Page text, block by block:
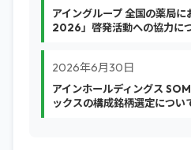
アイングループ 全国の薬局
2026」啓発活動への協力に
2026年6月30日
アインホールディングス
ックスの構成銘柄選定につ